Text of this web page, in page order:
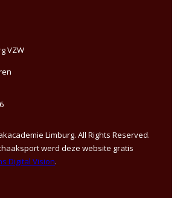
VZW
Limburg. All Rights Reserved.
werd deze website gratis
Digital Vision.